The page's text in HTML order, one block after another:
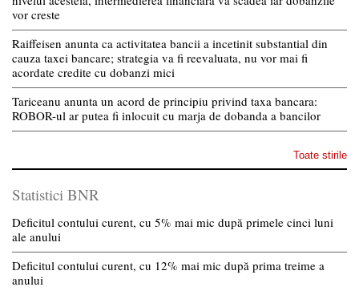
vor creste
Raiffeisen anunta ca activitatea bancii a incetinit substantial din
cauza taxei bancare; strategia va fi reevaluata, nu vor mai fi
acordate credite cu dobanzi mici
Tariceanu anunta un acord de principiu privind taxa bancara:
ROBOR-ul ar putea fi inlocuit cu marja de dobanda a bancilor
Toate stirile
Statistici BNR
Deficitul contului curent, cu 5% mai mic după primele cinci luni
ale anului
Deficitul contului curent, cu 12% mai mic după prima treime a
anului